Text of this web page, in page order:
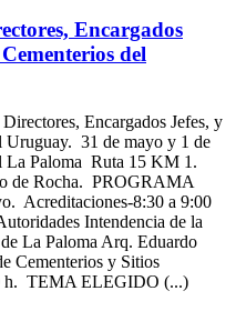
Encargados
del
Encargados Jefes, y
Uruguay. 31 de mayo y 1 de
La Paloma Ruta 15 KM 1.
de Rocha. PROGRAMA
Acreditaciones-8:30 a 9:00
Intendencia de la
La Paloma Arq. Eduardo
Cementerios y Sitios
h. TEMA ELEGIDO (...)